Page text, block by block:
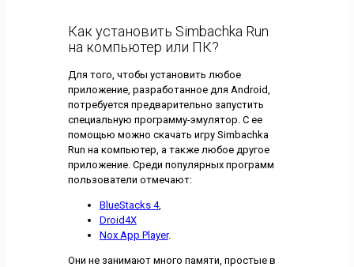
Как установить Simbachka Run
на компьютер или ПК?
Для того, чтобы установить любое
приложение, разработанное для Android,
потребуется предварительно запустить
специальную программу-эмулятор. С ее
помощью можно скачать игру Simbachka
Run на компьютер, а также любое другое
приложение. Среди популярных программ
пользователи отмечают:
BlueStacks 4,
Droid4X
Nox App Player.
Они не занимают много памяти, простые в